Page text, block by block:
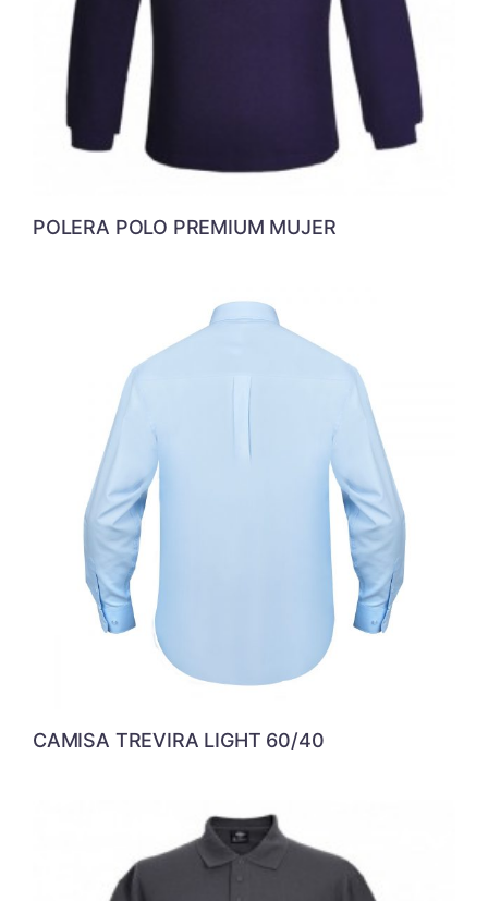
POLERA POLO PREMIUM MUJER
CAMISA TREVIRA LIGHT 60/40